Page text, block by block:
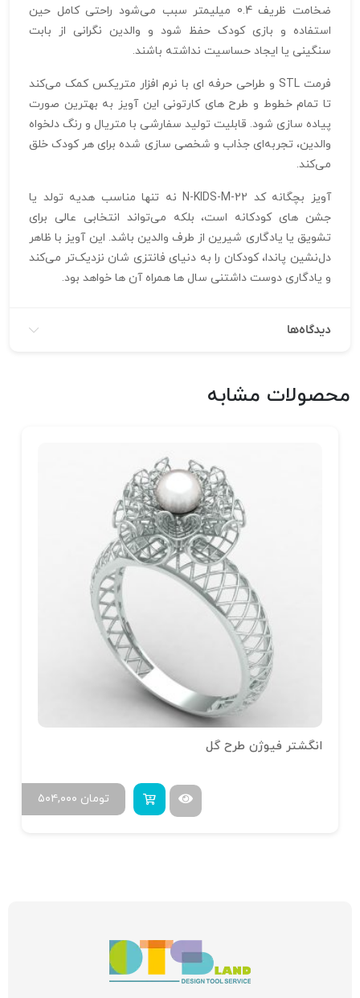
ضخامت ظریف 0.4 میلیمتر سبب می‌شود راحتی کامل حین
استفاده و بازی کودک حفظ شود و والدین نگرانی از بابت
سنگینی یا ایجاد حساسیت نداشته باشند.
فرمت STL و طراحی حرفه‌ ای با نرم‌ افزار متریکس کمک می‌کند
تا تمام خطوط و طرح‌ های کارتونی این آویز به بهترین صورت
پیاده‌ سازی شود. قابلیت تولید سفارشی با متریال و رنگ دلخواه
والدین، تجربه‌ای جذاب و شخصی‌ سازی شده برای هر کودک خلق
می‌کند.
آویز بچگانه کد N-KIDS-M-22 نه تنها مناسب هدیه تولد یا
جشن‌ های کودکانه است، بلکه می‌تواند انتخابی عالی برای
تشویق یا یادگاری شیرین از طرف والدین باشد. این آویز با ظاهر
دل‌نشین پاندا، کودکان را به دنیای فانتزی‌ شان نزدیک‌تر می‌کند
و یادگاری دوست‌ داشتنی سال‌ ها همراه آن‌ ها خواهد بود.
دیدگاه‌ها
محصولات مشابه
انگشتر فیوژن طرح گل
۵۰۴,۰۰۰ تومان